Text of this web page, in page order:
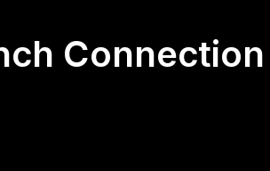
Connection